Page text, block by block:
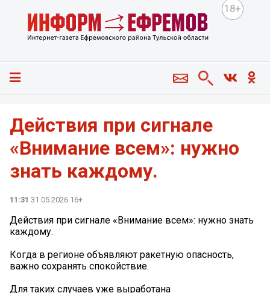
18+
Действия при сигнале
«Внимание всем»: нужно
знать каждому.
11:31 31.05.2026 16+
Действия при сигнале «Внимание всем»: нужно знать
каждому.
Когда в регионе объявляют ракетную опасность,
важно сохранять спокойствие.
Для таких случаев уже выработана